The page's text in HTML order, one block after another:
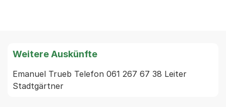
Weitere Auskünfte
Emanuel Trueb Telefon 061 267 67 38 Leiter
Stadtgärtner